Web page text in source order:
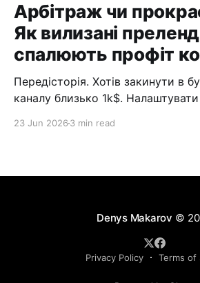
Арбітраж чи
Як вилизані
спалюють профіт
Передісторія. Хотів закинути в
каналу близько 1k$.
аффілейт-маркетингу. Зливаємо
23 Jun 2026 3 min read
Denys Makarov ©
Privacy Policy Terms of